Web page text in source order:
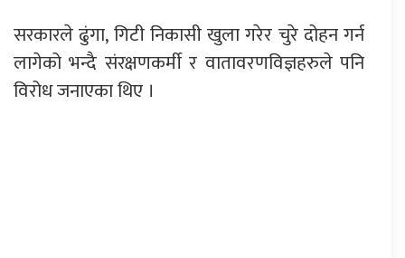
सरकारले ढुंगा, गिटी निकासी खुला गरेर चुरे दोहन गर्न
लागेको भन्दै संरक्षणकर्मी र वातावरणविज्ञहरुले पनि
विरोध जनाएका थिए ।